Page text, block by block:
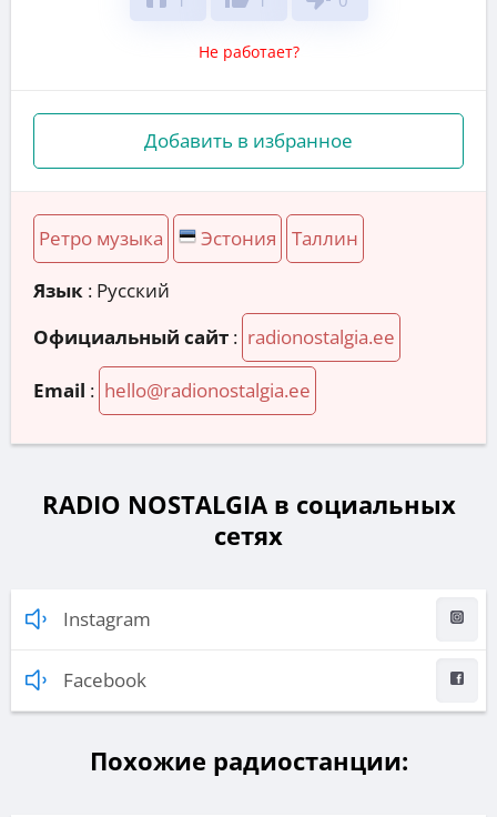
Не работает?
Добавить в избранное
Ретро музыка Эстония Таллин
Язык : Русский
Официальный сайт : radionostalgia.ee
Email : hello@radionostalgia.ee
RADIO NOSTALGIA в социальных
сетях
Instagram
Facebook
Похожие радиостанции: